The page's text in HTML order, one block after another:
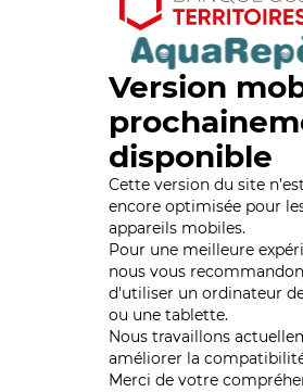
Version
disponible
Cette version du site
encore optimisée pour
appareils mobiles.
Pour une meilleure
nous vous
d'utiliser un ordinateur
ou une tablette.
Nous travaillons
améliorer la
Merci de votre